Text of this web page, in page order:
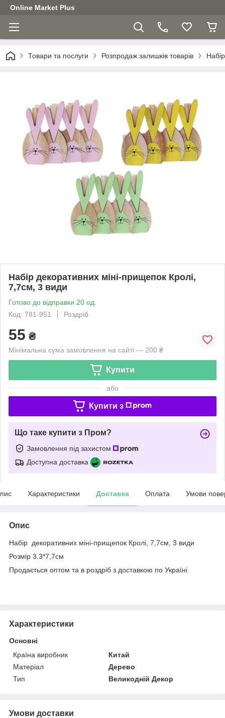
Online Market Plus
Товари та послуги Розпродаж залишків товарів
Набір декоративних міні-прищепок Кролі,
7,7см, 3 види
Готово до відправки 20 од.
Код: 781-951
Роздріб
55 ₴
Мінімальна сума замовлення на сайті — 200 ₴
Купити
або
Купити з
Що таке купити з Пром?
Замовлення під захистом
Доступна доставка
Характеристики Доставка Оплата Умови
Опис
Набір декоративних міні-прищепок Кролі, 7,7см, 3 види
Розмір 3.3*7,7см
Продається оптом та в роздріб з доставкою по Україні
Характеристики
Основні
Країна виробник
Китай
Матеріал
Дерево
Тип
Великодній Декор
Умови доставки